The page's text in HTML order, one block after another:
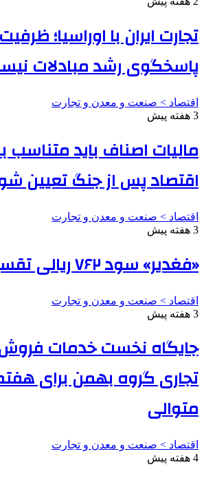
تجارت ایران با اوراسیا؛
پاسخگوی رشد مبادلات
اقتصاد > صنعت و معدن و تجارت
3 هفته پیش
مالیات اصناف باید متناسب
اقتصاد پس از جنگ تعیین
اقتصاد > صنعت و معدن و تجارت
3 هفته پیش
«فغدیر» سود ۷۶۲ ریالی تقسیم کرد
اقتصاد > صنعت و معدن و تجارت
3 هفته پیش
جایگاه نخست خدمات
تجاری گروه بهمن برای
متوالی
اقتصاد > صنعت و معدن و تجارت
4 هفته پیش